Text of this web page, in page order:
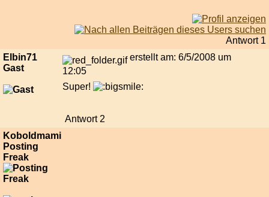
Antwort 1
Elbin71
Gast
erstellt am: 6/5/2008 um
12:05
Super!
Antwort 2
Koboldmami
Posting
Freak